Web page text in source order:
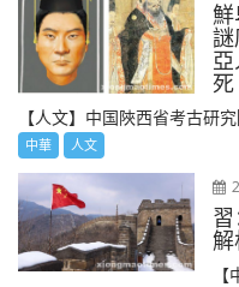
謎
死
【人文】中国陜西省考古研
中華 人文
解